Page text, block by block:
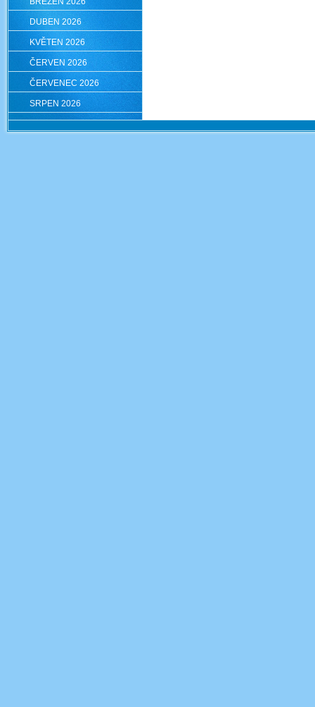
DUBEN 2026
KVĚTEN 2026
ČERVEN 2026
ČERVENEC 2026
SRPEN 2026